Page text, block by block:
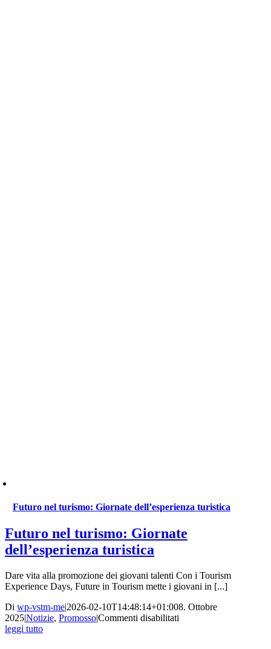
Futuro nel turismo: Giornate dell’esperienza turistica
Futuro nel turismo: Giornate
dell’esperienza turistica
Dare vita alla promozione dei giovani talenti Con i Tourism
Experience Days, Future in Tourism mette i giovani in [...]
Di wp-vstm-me|2026-02-10T14:48:14+01:008. Ottobre
2025|Notizie, Promosso|Commenti disabilitati
leggi tutto